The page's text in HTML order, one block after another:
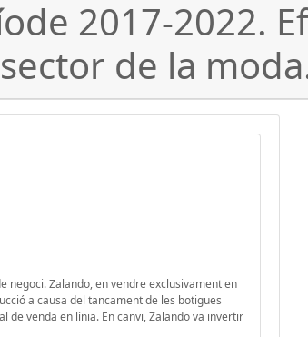
2017-2022.
de la
negoci. Zalando, en vendre exclusivament en
a causa del tancament de les botigues
de venda en línia. En canvi, Zalando va invertir